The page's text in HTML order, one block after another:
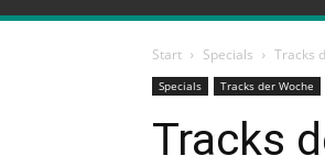
Start Specials Tracks
Specials Tracks der Woche
Tracks